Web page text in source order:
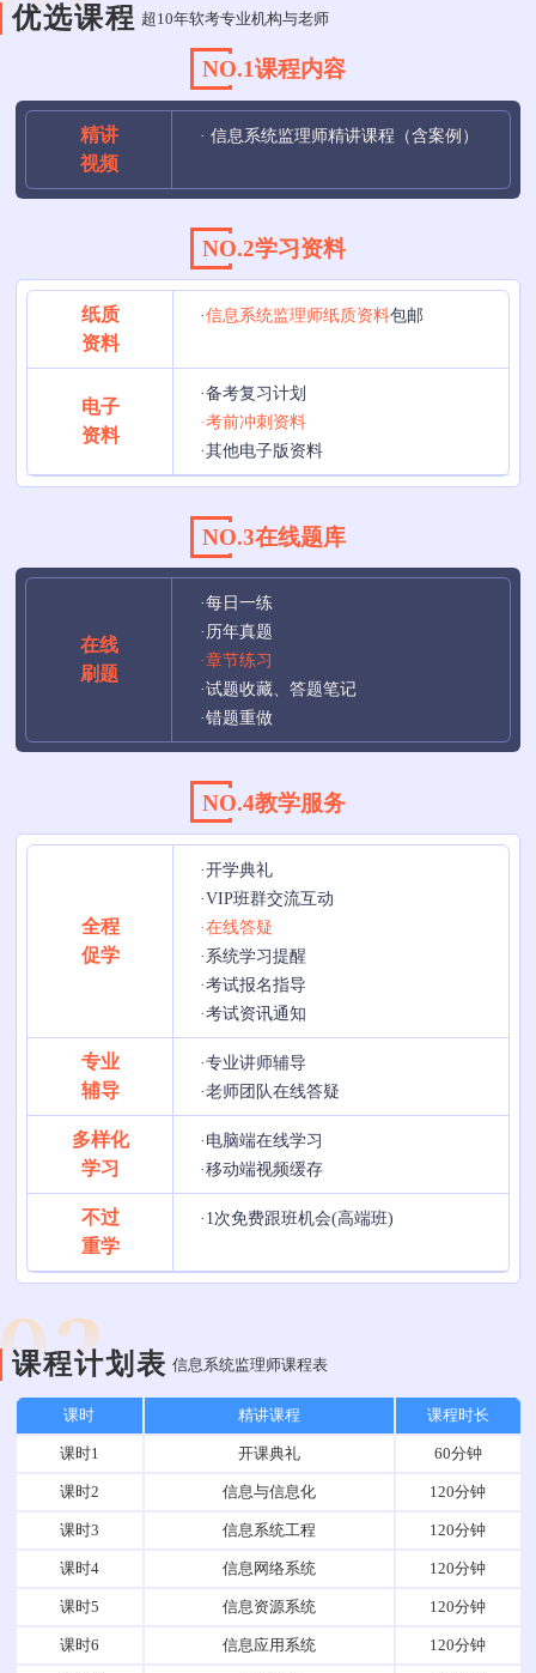
优选课程 超10年软考专业机构与老师
NO.1课程内容
精讲
视频
· 信息系统监理师精讲课程（含案例）
NO.2学习资料
纸质
资料
·信息系统监理师纸质资料包邮
电子
资料
·备考复习计划
·考前冲刺资料
·其他电子版资料
NO.3在线题库
在线
刷题
·每日一练
·历年真题
·章节练习
·试题收藏、答题笔记
·错题重做
NO.4教学服务
全程
促学
·开学典礼
·VIP班群交流互动
·在线答疑
·系统学习提醒
·考试报名指导
·考试资讯通知
专业
辅导
·专业讲师辅导
·老师团队在线答疑
多样化
学习
·电脑端在线学习
·移动端视频缓存
不过
重学
·1次免费跟班机会(高端班)
课程计划表 信息系统监理师课程表
课时 精讲课程 课程时长
课时1 开课典礼 60分钟
课时2 信息与信息化 120分钟
课时3 信息系统工程 120分钟
课时4 信息网络系统 120分钟
课时5 信息资源系统 120分钟
课时6 信息应用系统 120分钟